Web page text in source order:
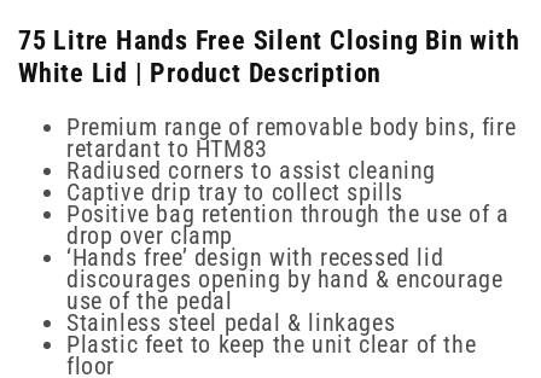
75 Litre Hands Free Silent Closing Bin with
White Lid | Product Description
Premium range of removable body bins, fire
retardant to HTM83
Radiused corners to assist cleaning
Captive drip tray to collect spills
Positive bag retention through the use of a
drop over clamp
‘Hands free’ design with recessed lid
discourages opening by hand & encourage
use of the pedal
Stainless steel pedal & linkages
Plastic feet to keep the unit clear of the
floor